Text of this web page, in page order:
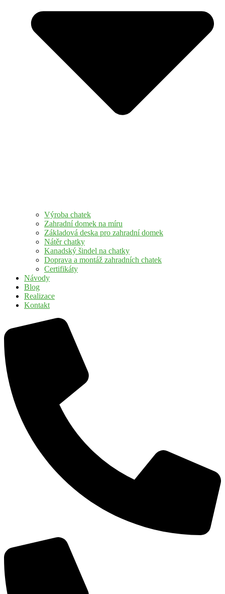
Výroba chatek
Zahradní domek na míru
Základová deska pro zahradní domek
Nátěr chatky
Kanadský šindel na chatky
Doprava a montáž zahradních chatek
Certifikáty
Návody
Blog
Realizace
Kontakt